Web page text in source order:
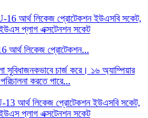
লিকেজ প্রোটেকশন...
চার্জ করে। ১৬ অ্যাম্পিয়ার
করতে পারে...